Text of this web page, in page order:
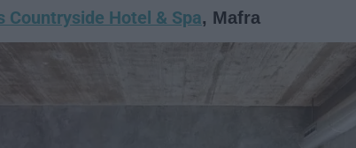
Countryside Hotel & Spa, Mafra